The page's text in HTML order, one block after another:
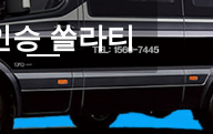
승 쏠라티